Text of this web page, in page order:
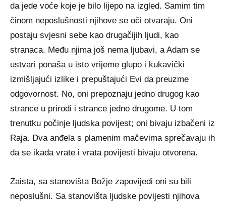
da jede voće koje je bilo lijepo na izgled. Samim tim
činom neposlušnosti njihove se oči otvaraju. Oni
postaju svjesni sebe kao drugačijih ljudi, kao
stranaca. Među njima još nema ljubavi, a Adam se
ustvari ponaša u isto vrijeme glupo i kukavički
izmišljajući izlike i prepuštajući Evi da preuzme
odgovornost. No, oni prepoznaju jedno drugog kao
strance u prirodi i strance jedno drugome. U tom
trenutku počinje ljudska povijest; oni bivaju izbačeni iz
Raja. Dva anđela s plamenim mačevima sprečavaju ih
da se ikada vrate i vrata povijesti bivaju otvorena.
Zaista, sa stanovišta Božje zapovijedi oni su bili
neposlušni. Sa stanovišta ljudske povijesti njihova